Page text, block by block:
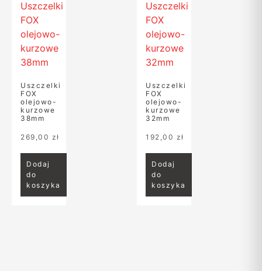
Uszczelki
FOX
olejowo-
kurzowe
38mm
269,00 zł
Dodaj
do
koszyka
Uszczelki
FOX
olejowo-
kurzowe
32mm
192,00 zł
Dodaj
do
koszyka